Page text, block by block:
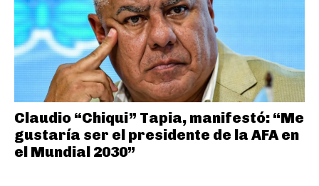
Claudio “Chiqui” Tapia, manifestó: “Me
gustaría ser el presidente de la AFA en
el Mundial 2030”